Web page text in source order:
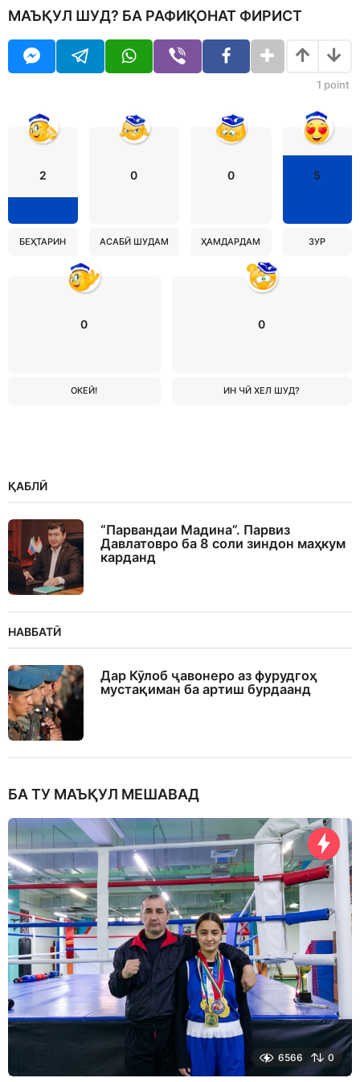
МАЪҚУЛ ШУД? БА РАФИҚОНАТ ФИРИСТ
1 point
2
БЕҲТАРИН
0
АСАБӢ ШУДАМ
0
ҲАМДАРДАМ
5
ЗУР
0
ОКЕЙ!
0
ИН ЧӢ ХЕЛ ШУД?
ҚАБЛӢ
“Парвандаи Мадина”. Парвиз
Давлатовро ба 8 соли зиндон маҳкум
карданд
НАВБАТӢ
Дар Кӯлоб ҷавонеро аз фурудгоҳ
мустақиман ба артиш бурдаанд
БА ТУ МАЪҚУЛ МЕШАВАД
6566 0